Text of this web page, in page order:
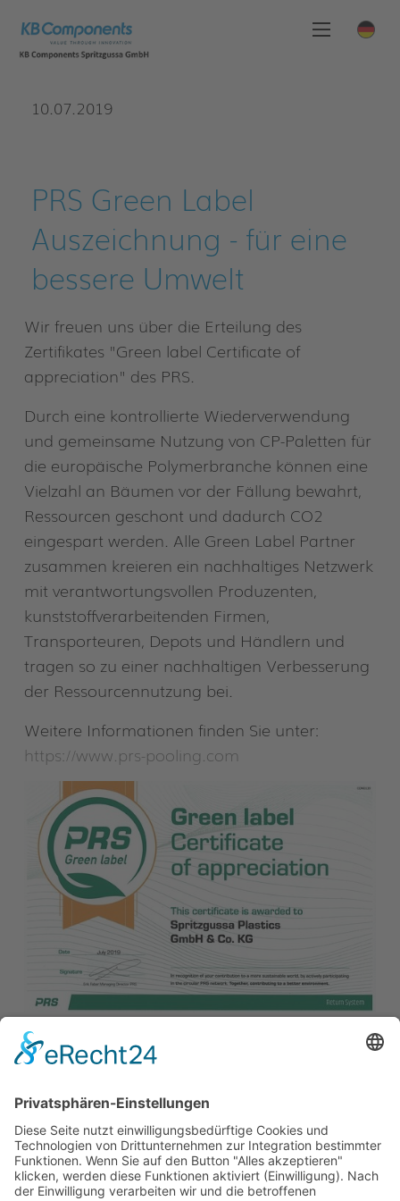
10.07.2019
PRS Green Label
Auszeichnung - für eine
bessere Umwelt
Wir freuen uns über die Erteilung des
Zertifikates "Green label Certificate of
appreciation" des PRS.
Durch eine kontrollierte Wiederverwendung
und gemeinsame Nutzung von CP-Paletten für
die europäische Polymerbranche können eine
Vielzahl an Bäumen vor der Fällung bewahrt,
Ressourcen geschont und dadurch CO2
eingespart werden. Alle Green Label Partner
zusammen kreieren ein nachhaltiges Netzwerk
mit verantwortungsvollen Produzenten,
kunststoffverarbeitenden Firmen,
Transporteuren, Depots und Händlern und
tragen so zu einer nachhaltigen Verbesserung
der Ressourcennutzung bei.
Weitere Informationen finden Sie unter:
https://www.prs-pooling.com
Zurück
Our Products
Company
References